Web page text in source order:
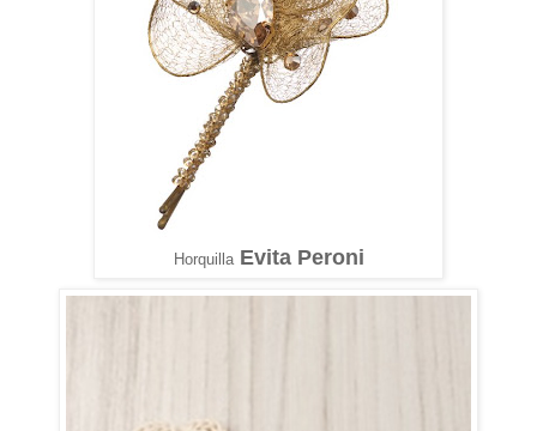
HorquillaEvita Peroni